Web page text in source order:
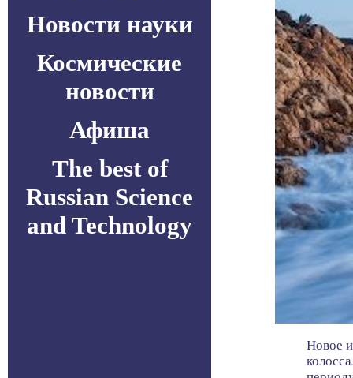
Новости науки
Космические
новости
Афиша
The best of
Russian Science
and Technology
Новое